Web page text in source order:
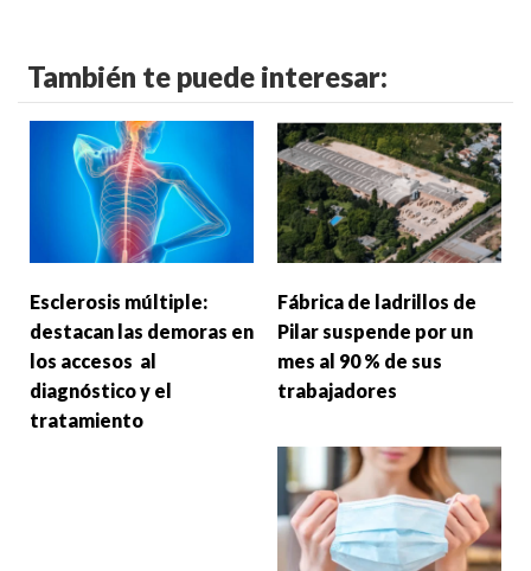
También te puede interesar:
Esclerosis múltiple:
destacan las demoras en
los accesos al
diagnóstico y el
tratamiento
Fábrica de ladrillos de
Pilar suspende por un
mes al 90 % de sus
trabajadores